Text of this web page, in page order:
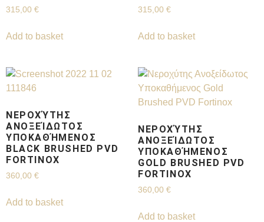
315,00 €
Add to basket
315,00 €
Add to basket
ΝΕΡΟΧΎΤΗΣ
ΑΝΟΞΕΊΔΩΤΟΣ
ΥΠΟΚΑΘΉΜΕΝΟΣ
BLACK BRUSHED PVD
FORTINOX
360,00 €
Add to basket
ΝΕΡΟΧΎΤΗΣ
ΑΝΟΞΕΊΔΩΤΟΣ
ΥΠΟΚΑΘΉΜΕΝΟΣ
GOLD BRUSHED PVD
FORTINOX
360,00 €
Add to basket